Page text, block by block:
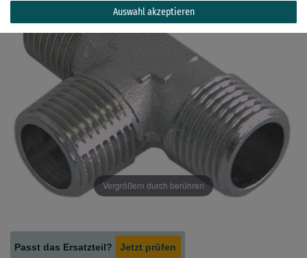
Vergrößern durch berühren
Passt das Ersatzteil? Jetzt prüfen
Auswahl akzeptieren